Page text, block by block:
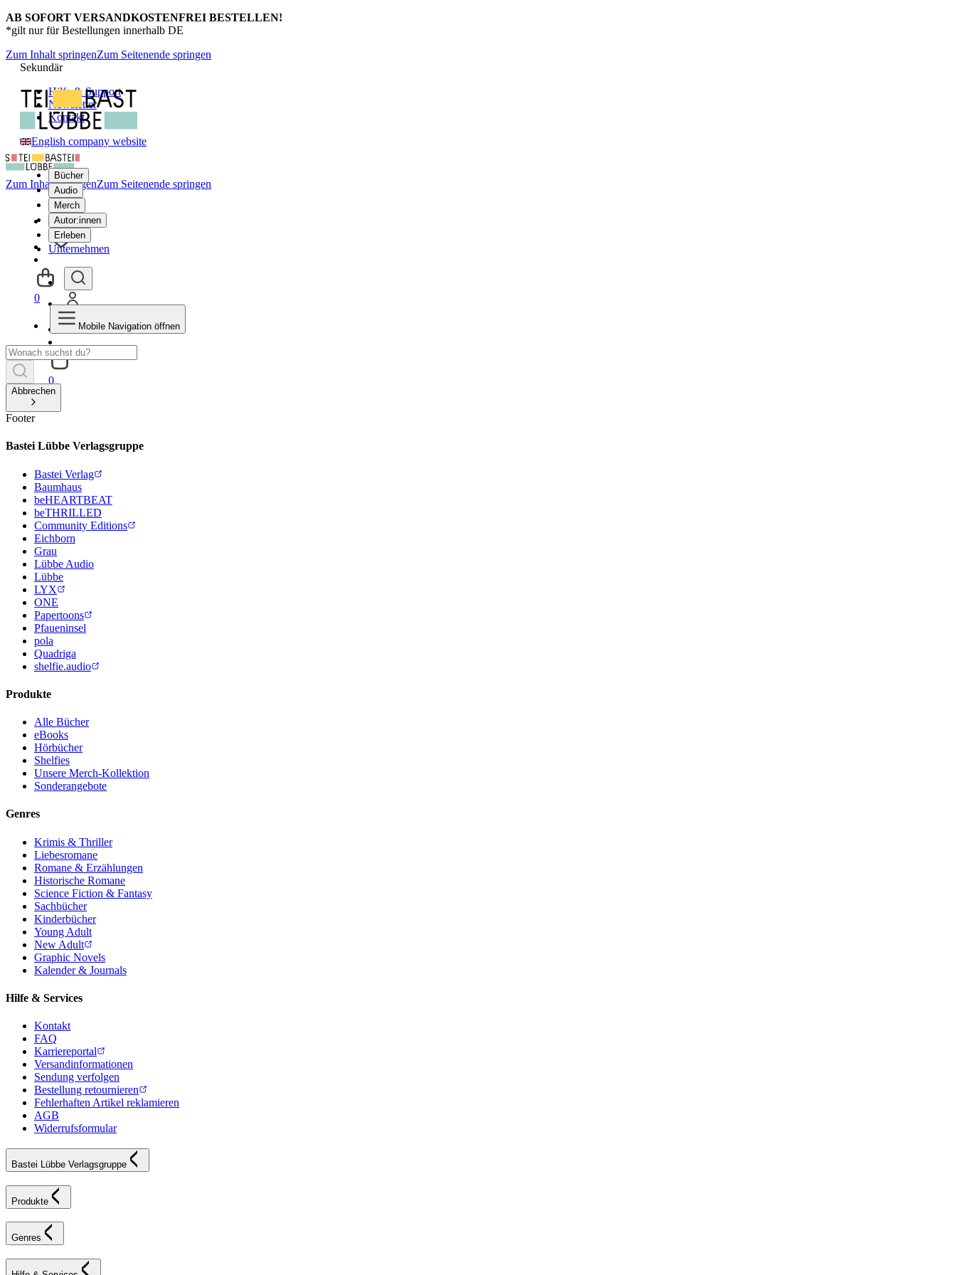
AB SOFORT VERSANDKOSTENFREI BESTELLEN!
*gilt nur für Bestellungen innerhalb DE
Zum Inhalt springenZum Seitenende springen
Sekundär
Hilfe & Support
Newsletter
Kontakt
English company website
Bücher
Audio
Merch
Autor:innen
Erleben
Unternehmen
0
Zum Inhalt springenZum Seitenende springen
0
Mobile Navigation öffnen
Abbrechen
Footer
Bastei Lübbe Verlagsgruppe
Bastei Verlag
Baumhaus
beHEARTBEAT
beTHRILLED
Community Editions
Eichborn
Grau
Lübbe Audio
Lübbe
LYX
ONE
Papertoons
Pfaueninsel
pola
Quadriga
shelfie.audio
Produkte
Alle Bücher
eBooks
Hörbücher
Shelfies
Unsere Merch-Kollektion
Sonderangebote
Genres
Krimis & Thriller
Liebesromane
Romane & Erzählungen
Historische Romane
Science Fiction & Fantasy
Sachbücher
Kinderbücher
Young Adult
New Adult
Graphic Novels
Kalender & Journals
Hilfe & Services
Kontakt
FAQ
Karriereportal
Versandinformationen
Sendung verfolgen
Bestellung retournieren
Fehlerhaften Artikel reklamieren
AGB
Widerrufsformular
Bastei Lübbe Verlagsgruppe
Produkte
Genres